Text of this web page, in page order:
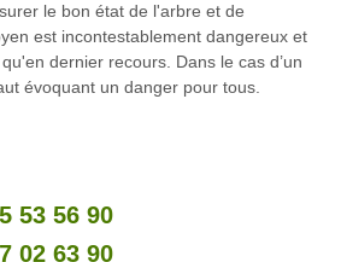
le bon état de l'arbre et de
est incontestablement dangereux et
dernier recours. Dans le cas d’un
évoquant un danger pour tous.
53 56 90
02 63 90